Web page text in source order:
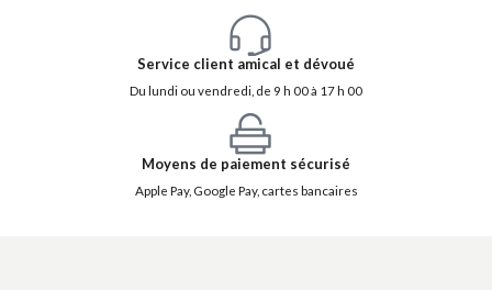
Service client amical et dévoué
Du lundi ou vendredi, de 9 h 00 à 17 h 00
Moyens de paiement sécurisé
Apple Pay, Google Pay, cartes bancaires